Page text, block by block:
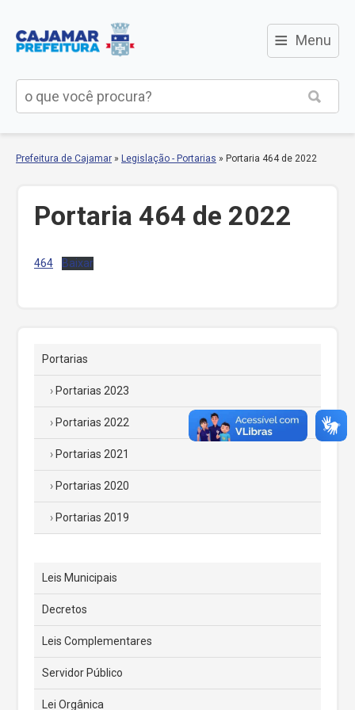
≡ Menu
Prefeitura de Cajamar » Legislação - Portarias » Portaria 464 de 2022
Portaria 464 de 2022
464 Baixar
Portarias
Portarias 2023
Portarias 2022
Portarias 2021
Portarias 2020
Portarias 2019
Leis Municipais
Decretos
Leis Complementares
Servidor Público
Lei Orgânica